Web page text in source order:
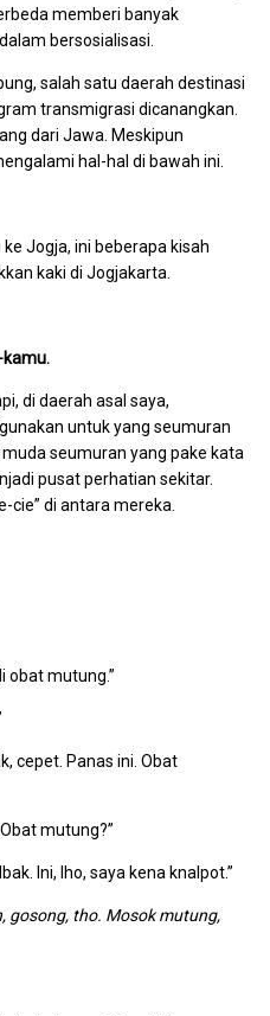
memberi banyak
bersosialisasi.
salah satu daerah destinasi
transmigrasi dicanangkan.
dari Jawa. Meskipun
hal-hal di bawah ini.
Jogja, ini beberapa kisah
kaki di Jogjakarta.
kamu.
di daerah asal saya,
untuk yang seumuran
seumuran yang pake kata
pusat perhatian sekitar.
cie” di antara mereka.
mutung.”
Panas ini. Obat
mutung?”
lho, saya kena knalpot.”
gosong, tho. Mosok mutung,